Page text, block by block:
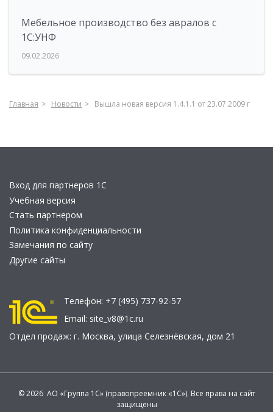
Мебельное производство без авралов с
1С:УНФ
09.02.2026
Главная Новости Вышла новая версия 1.4.1.1 от 23.07.2009 г
Вход для партнеров 1С
Учебная версия
Стать партнером
Политика конфиденциальности
Замечания по сайту
Другие сайты
Телефон: +7 (495) 737-92-57
Email: site_v8@1c.ru
Отдел продаж: г. Москва, улица Селезнёвская, дом 21
© 2026 АО «Группа 1С» (правопреемник «1С»). Все права на сайт
защищены